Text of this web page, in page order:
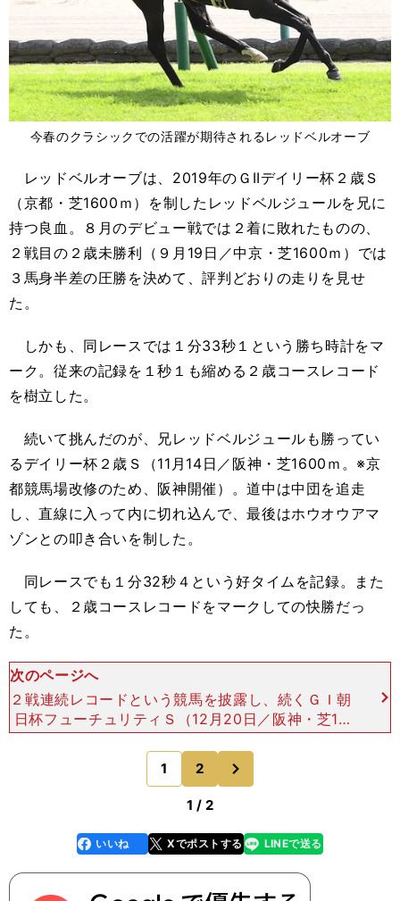
今春のクラシックでの活躍が期待されるレッドベルオーブ
レッドベルオーブは、2019年のＧIIデイリー杯２歳Ｓ
（京都・芝1600ｍ）を制したレッドベルジュールを兄に
持つ良血。８月のデビュー戦では２着に敗れたものの、
２戦目の２歳未勝利（９月19日／中京・芝1600ｍ）では
３馬身半差の圧勝を決めて、評判どおりの走りを見せ
た。
しかも、同レースでは１分33秒１という勝ち時計をマ
ーク。従来の記録を１秒１も縮める２歳コースレコード
を樹立した。
続いて挑んだのが、兄レッドベルジュールも勝ってい
るデイリー杯２歳Ｓ（11月14日／阪神・芝1600ｍ。※京
都競馬場改修のため、阪神開催）。道中は中団を追走
し、直線に入って内に切れ込んで、最後はホウオウアマ
ゾンとの叩き合いを制した。
同レースでも１分32秒４という好タイムを記録。また
しても、２歳コースレコードをマークしての快勝だっ
た。
次のページへ
２戦連続レコードという競馬を披露し、続くＧＩ朝
日杯フューチュリティＳ（12月20日／阪神・芝16
00ｍ）では１番人気に推された。このレースでも
中団の７番手でリズムよくレースを運んだレッドベ
ルオーブ。直
1 2
1 / 2
faceboo
k
いいね Xでポストする
line LINEで送る